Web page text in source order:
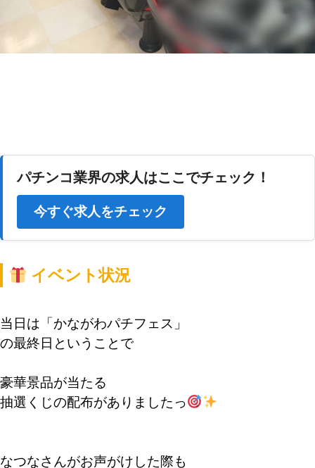
パチンコ業界の求人はここでチェック！
今すぐ求人をチェック
イベント状況
当日は「かながわパチフェス」
の最終日ということで
豪華景品が当たる
抽選くじの配布がありましたっ
なつなさんがお声がけした際も